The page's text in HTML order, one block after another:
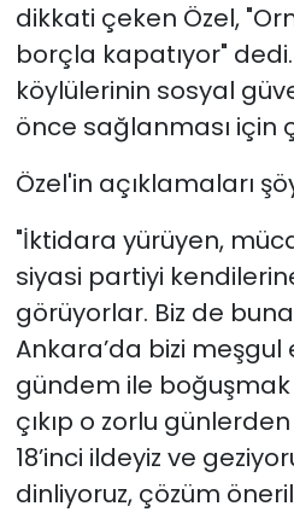
dikkati çeken Özel,
borçla kapatıyor"
köylülerinin sosyal
önce sağlanması için
Özel'in açıklamaları
"İktidara yürüyen,
siyasi partiyi
görüyorlar. Biz de
Ankara’da bizi
gündem ile boğuşmak
çıkıp o zorlu
18’inci ildeyiz ve
dinliyoruz, çözüm